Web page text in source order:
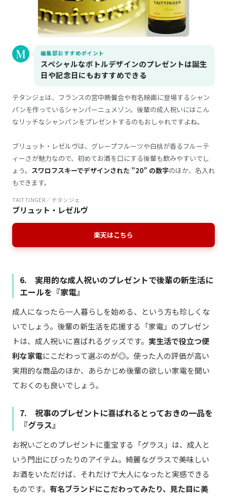
編集部おすすめポイント
スペシャルなボトルデザインのプレゼントは誕生
日や記念日にもおすすめできる
テタンジェは、フランスの宮中晩餐会や有名映画に登場するシャン
パンを作っているシャンパーニュメゾン。後輩の成人祝いにはこん
なリッチなシャンパンをプレゼントするのもおしゃれですよね。
ブリュット・レゼルヴは、グレープフルーツや白桃が香るフルーテ
ィーさが魅力なので、初めてお酒を口にする後輩も飲みやすいでし
ょう。 スワロフスキーでデザインされた ”20” の数字のほか、名入れ
もできます。
TAITTINGER／テタンジェ
ブリュット・レゼルヴ
楽天はこちら
6. 実用的な成人祝いのプレゼントで後輩の新生活に
エールを『家電』
成人になったら一人暮らしを始める、という方も珍しくな
いでしょう。後輩の新生活を応援する「家電」のプレゼン
トは、成人祝いに喜ばれるグッズです。 実生活で役立つ便
利な家電にこだわって選ぶのが◎。使った人の評価が高い
実用的な商品のほか、あらかじめ後輩の欲しい家電を聞い
ておくのも良いでしょう。
7. 祝事のプレゼントに喜ばれるとっておきの一品を
『グラス』
お祝いごとのプレゼントに重宝する「グラス」は、成人と
いう門出にぴったりのアイテム。綺麗なグラスで美味しい
お酒をいただけば、それだけで大人になったと実感できる
ものです。 有名ブランドにこだわってみたり、見た目に美